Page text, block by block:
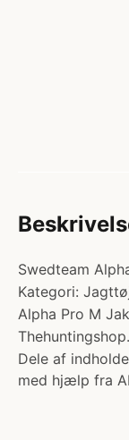
Swedteam
Kategori:
Alpha Pro M
Dele af
med hjælp fra